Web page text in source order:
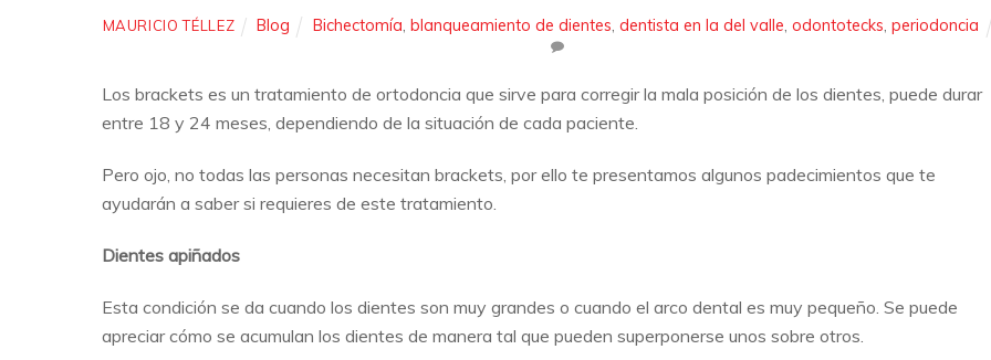
MAURICIO TÉLLEZ Blog Bichectomía, blanqueamiento de dientes, dentista en la del valle, odontotecks, periodoncia
Los brackets es un tratamiento de ortodoncia que sirve para corregir la mala posición de los dientes, puede durar
entre 18 y 24 meses, dependiendo de la situación de cada paciente.
Pero ojo, no todas las personas necesitan brackets, por ello te presentamos algunos padecimientos que te
ayudarán a saber si requieres de este tratamiento.
Dientes apiñados
Esta condición se da cuando los dientes son muy grandes o cuando el arco dental es muy pequeño. Se puede
apreciar cómo se acumulan los dientes de manera tal que pueden superponerse unos sobre otros.